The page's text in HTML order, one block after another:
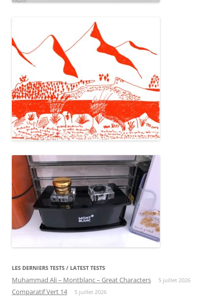
LES DERNIERS TESTS / LATEST TESTS
Muhammad Ali – Montblanc – Great Characters 5 juillet 2026
Comparatif Vert 14 5 juillet 2026